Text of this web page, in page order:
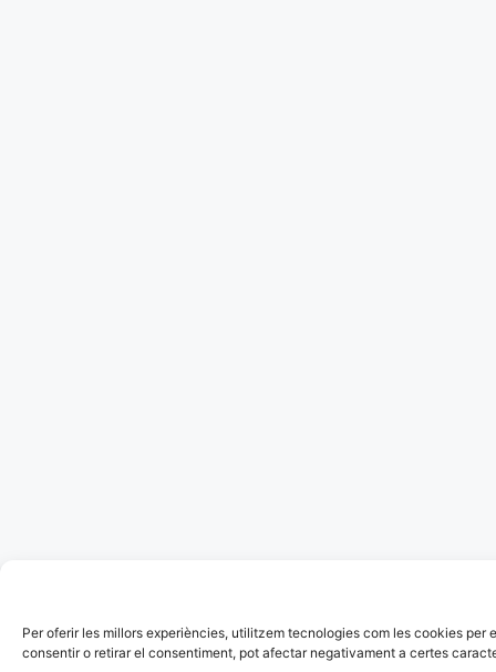
Per oferir les millors experiències, utilitzem tecnologies com les cookies
consentir o retirar el consentiment, pot afectar negativament a certes